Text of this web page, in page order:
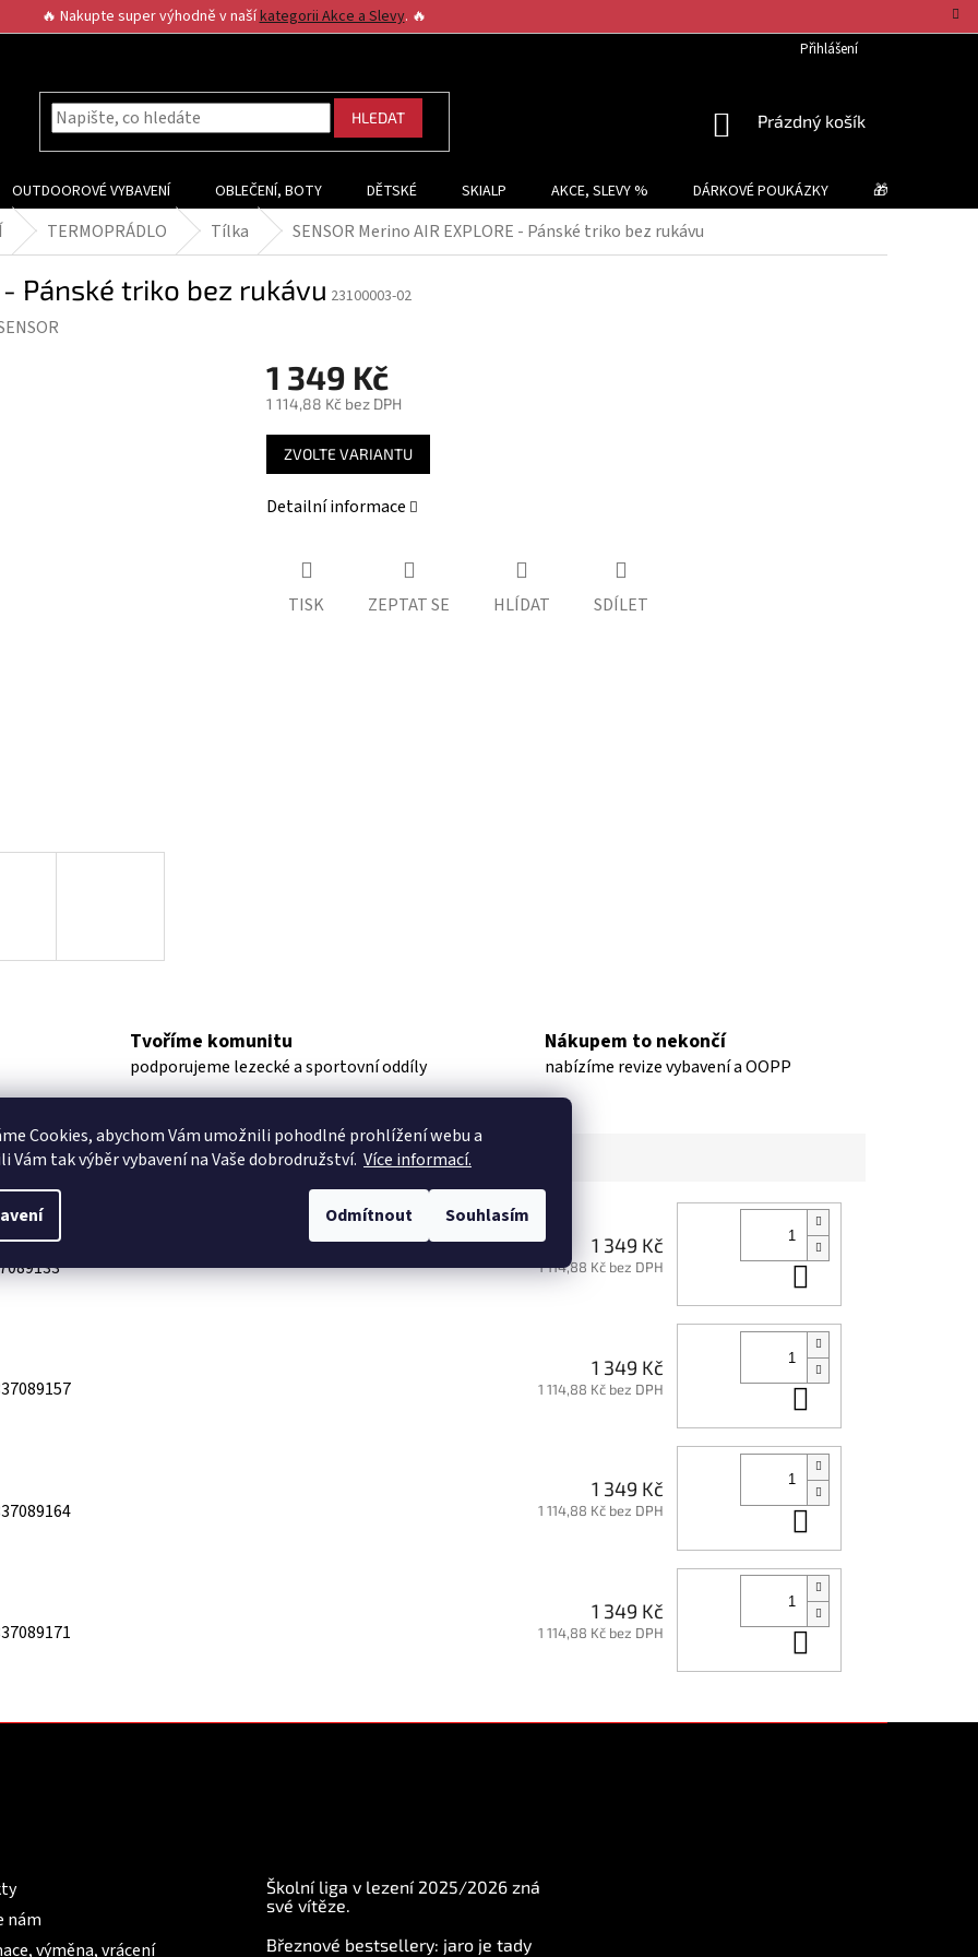
Cookies, abychom Vámumožnili pohodlné prohlížení webu a
Vám tak výběr vybavení na Vaše dobrodružství. Více informací.
Odmítnout Souhlasím
🔥 Nakupte super výhodně v našíkategorii Akce a Slevy. 🔥
Přihlášení
HLEDAT
NÁKUPNÍ
Prázdný košík
OUTDOOROVÉ VYBAVENÍ OBLEČENÍ, BOTY DĚTSKÉ SKIALP AKCE, SLEVY % DÁRKOVÉ POUKÁZKY 🎁 TIPY NA
TERMOPRÁDLO Tílka SENSOR Merino AIR EXPLORE - Pánské triko bez rukávu
- Pánské triko bez rukávu 23100003-02
1 349 Kč
1 114,88 Kč bez DPH
Měrná
cena:
ZVOLTE VARIANTU
Detailní informace
TISK ZEPTAT SE HLÍDAT SDÍLET
Tvoříme komunitu
podporujeme lezecké a sportovní oddíly
Nákupem to nekončí
nabízíme revize vybavení a OOPP
Ostatní informace
1 349 Kč
1 114,88 Kč bez DPH
1 349 Kč
1 114,88 Kč bez DPH
1 349 Kč
1 114,88 Kč bez DPH
1 349 Kč
1 114,88 Kč bez DPH
nám
výměna, vrácení
Školní liga v lezení 2025/2026 zná
své vítěze.
Březnové bestsellery: jaro je tady